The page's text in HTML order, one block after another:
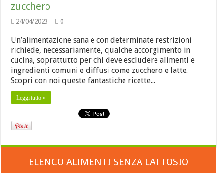
zucchero
24/04/2023 0
Un’alimentazione sana e con determinate restrizioni
richiede, necessariamente, qualche accorgimento in
cucina, soprattutto per chi deve escludere alimenti e
ingredienti comuni e diffusi come zucchero e latte.
Scopri con noi queste fantastiche ricette...
Leggi tutto »
ELENCO ALIMENTI SENZA LATTOSIO